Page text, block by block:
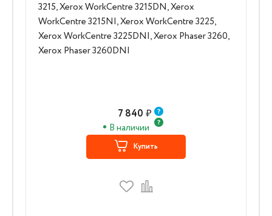
3215, Xerox WorkCentre 3215DN, Xerox
WorkCentre 3215NI, Xerox WorkCentre 3225,
Xerox WorkCentre 3225DNI, Xerox Phaser 3260,
Xerox Phaser 3260DNI
7 840 ₽
В наличии
Купить